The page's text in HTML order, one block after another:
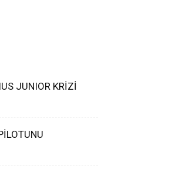
JUNIOR KRİZİ